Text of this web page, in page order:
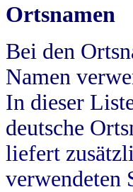
Ortsnamen
Bei den
Namen
In dieser
deutsche
liefert
verwendeten